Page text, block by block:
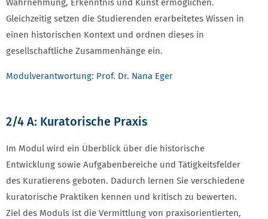
Wahrnehmung, Erkenntnis und Kunst ermöglichen.
Gleichzeitig setzen die Studierenden erarbeitetes Wissen in
einen historischen Kontext und ordnen dieses in
gesellschaftliche Zusammenhänge ein.
Modulverantwortung: Prof. Dr. Nana Eger
2/4 A: Kuratorische Praxis
Im Modul wird ein Überblick über die historische
Entwicklung sowie Aufgabenbereiche und Tätigkeitsfelder
des Kuratierens geboten. Dadurch lernen Sie verschiedene
kuratorische Praktiken kennen und kritisch zu bewerten.
Ziel des Moduls ist die Vermittlung von praxisorientierten,